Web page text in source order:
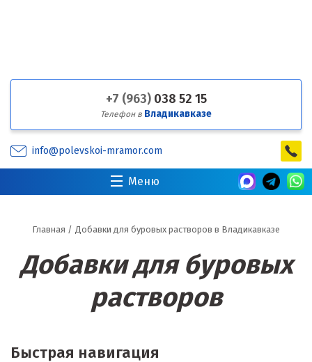
+7 (963) 038 52 15
Телефон в Владикавказе
info@polevskoi-mramor.com
Меню
Главная / Добавки для буровых растворов в Владикавказе
Добавки для буровых
растворов
Быстрая навигация